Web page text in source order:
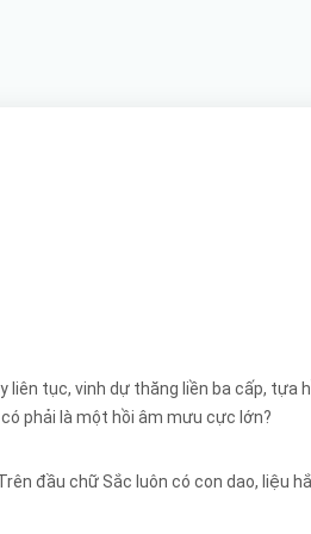
tục, vinh dự thăng liền ba cấp, tựa
phải là một hồi âm mưu cực lớn?
đầu chữ Sắc luôn có con dao, liệu